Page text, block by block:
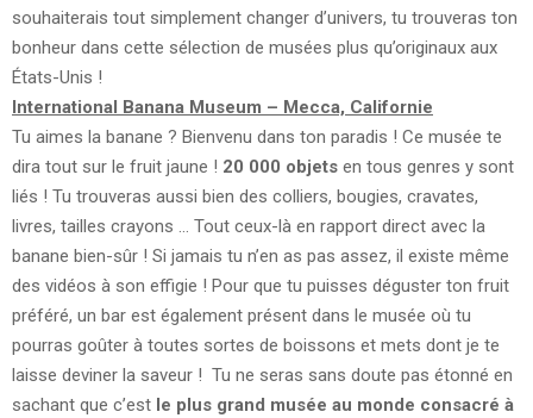
souhaiterais tout simplement changer d’univers, tu trouveras ton
bonheur dans cette sélection de musées plus qu’originaux aux
États-Unis !
International Banana Museum – Mecca, Californie
Tu aimes la banane ? Bienvenu dans ton paradis ! Ce musée te
dira tout sur le fruit jaune ! 20 000 objets en tous genres y sont
liés ! Tu trouveras aussi bien des colliers, bougies, cravates,
livres, tailles crayons … Tout ceux-là en rapport direct avec la
banane bien-sûr ! Si jamais tu n’en as pas assez, il existe même
des vidéos à son effigie ! Pour que tu puisses déguster ton fruit
préféré, un bar est également présent dans le musée où tu
pourras goûter à toutes sortes de boissons et mets dont je te
laisse deviner la saveur ! Tu ne seras sans doute pas étonné en
sachant que c’est le plus grand musée au monde consacré à